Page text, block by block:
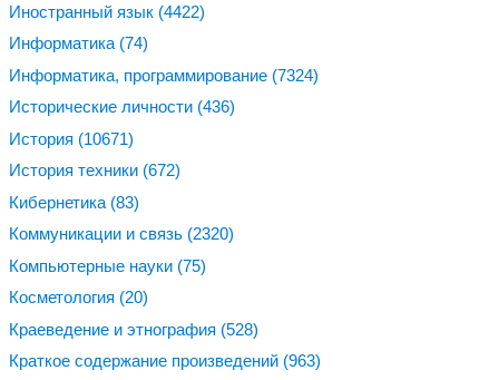
Иностранный язык (4422)
Информатика (74)
Информатика, программирование (7324)
Исторические личности (436)
История (10671)
История техники (672)
Кибернетика (83)
Коммуникации и связь (2320)
Компьютерные науки (75)
Косметология (20)
Краеведение и этнография (528)
Краткое содержание произведений (963)